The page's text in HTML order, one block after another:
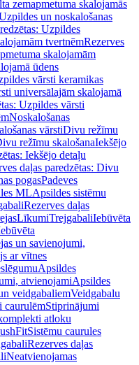
zemapmetuma skalojamās
un noskalošanas
Uzpildes
tvertnēmRezerves
skalojamām
ūdens
vārsti keramikas
universālajām skalojamā
Uzpildes vārsti
Noskalošanas
vārstiDivu režīmu
režīmu skalošanaIekšējo
Iekšējo detaļu
daļas paredzētas: Divu
pogasPadeves
MLApsildes sistēmu
Rezerves daļas
LīkumiTrejgabaliIebūvēta
un savienojumi,
ar vītnes
Apsildes
atvienojamiApsildes
veidgabaliemVeidgabalu
caurulēmStiprinājumi
atloku
Sistēmu caurules
Rezerves daļas
Neatvienojamas